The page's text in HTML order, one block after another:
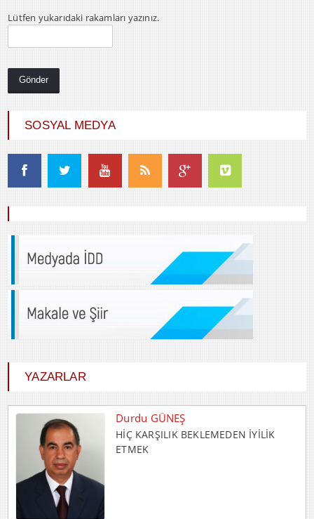
Lütfen yukarıdaki rakamları yazınız.
SOSYAL MEDYA
YAZARLAR
Durdu GÜNEŞ
HİÇ KARŞILIK BEKLEMEDEN İYİLİK
ETMEK